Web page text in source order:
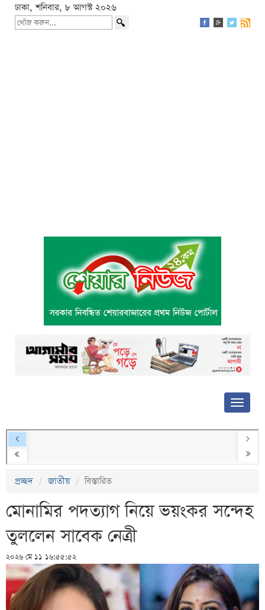
ঢাকা, শনিবার, ৮ আগস্ট ২০২৬
প্রচ্ছদ জাতীয় বিস্তারিত
মোনামির পদত্যাগ নিয়ে ভয়ংকর সন্দেহ
তুললেন সাবেক নেত্রী
২০২৬ মে ১১ ১৬:৫৫:৫২